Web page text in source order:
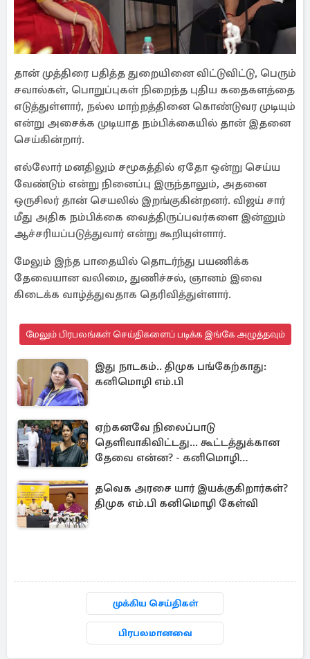
தான் முத்திரை பதித்த துறையினை விட்டுவிட்டு, பெரும்
சவால்கள், பொறுப்புகள் நிறைந்த புதிய கதைகளத்தை
எடுத்துள்ளார், நல்ல மாற்றத்தினை கொண்டுவர முடியும்
என்று அசைக்க முடியாத நம்பிக்கையில் தான் இதனை
செய்கின்றார்.
எல்லோர் மனதிலும் சமூகத்தில் ஏதோ ஒன்று செய்ய
வேண்டும் என்று நினைப்பு இருந்தாலும், அதனை
ஒருசிலர் தான் செயலில் இறங்குகின்றனர். விஜய் சார்
மீது அதிக நம்பிக்கை வைத்திருப்பவர்களை இன்னும்
ஆச்சரியப்படுத்துவார் என்று கூறியுள்ளார்.
மேலும் இந்த பாதையில் தொடர்ந்து பயணிக்க
தேவையான வலிமை, துணிச்சல், ஞானம் இவை
கிடைக்க வாழ்த்துவதாக தெரிவித்துள்ளார்.
மேலும் பிரபலங்கள் செய்திகளைப் படிக்க இங்கே அழுத்தவும்
இது நாடகம்.. திமுக பங்கேற்காது:
கனிமொழி எம்.பி
ஏற்கனவே நிலைப்பாடு
தெளிவாகிவிட்டது... கூட்டத்துக்கான
தேவை என்ன? - கனிமொழி
தவெக அரசை யார் இயக்குகிறார்கள்?
திமுக எம்.பி கனிமொழி கேள்வி
முக்கிய செய்திகள்
பிரபலமானவை